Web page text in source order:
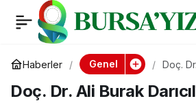
Haberler Genel
Doç.
Doç. Dr. Ali Burak
Doç. Dr. Ali Burak
Darıcılı: “30 yıllık
helikopterle uçuş